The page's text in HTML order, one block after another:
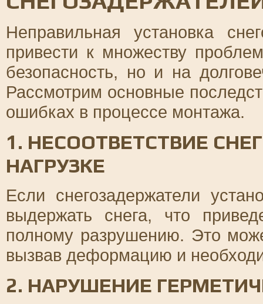
Неправильная установка
привести к множеству
безопасность, но и на
Рассмотрим основные
ошибках в процессе монтажа.
1. НЕСООТВЕТСТВИЕ
НАГРУЗКЕ
Если снегозадержатели
выдержать снега, что
полному разрушению. Это
вызвав деформацию и
2. НАРУШЕНИЕ